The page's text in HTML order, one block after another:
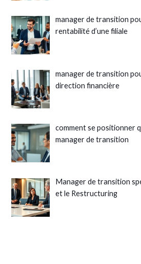
manager de transition
rentabilité d’une filiale
manager de transition
direction financière
comment se positionner
manager de transition
Manager de transition
et le Restructuring